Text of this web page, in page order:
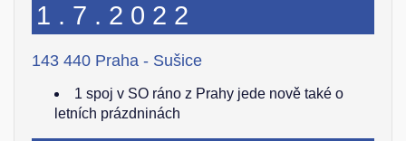
1.7.2022
143 440 Praha - Sušice
1 spoj v SO ráno z Prahy jede nově také o
letních prázdninách